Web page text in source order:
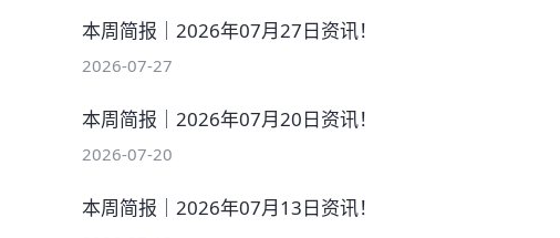
本周简报｜2026年07月27日资讯！
2026-07-27
本周简报｜2026年07月20日资讯！
2026-07-20
本周简报｜2026年07月13日资讯！